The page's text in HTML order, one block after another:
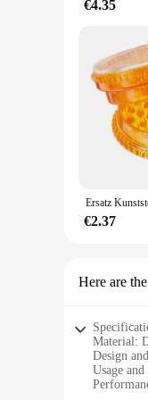
€4.35
€2.37
Here are
Material:
Design
Usage